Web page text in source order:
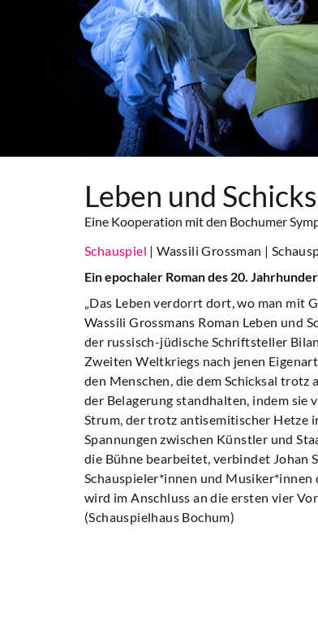
Leben und
Eine Kooperation mit den Bochumer
Schauspiel | Wassili Grossman |
Ein epochaler Roman des 20.
„Das Leben verdorrt dort, wo man mit
Wassili Grossmans Roman Leben und
der russisch-jüdische Schriftsteller
Zweiten Weltkriegs nach jenen
den Menschen, die dem Schicksal trotz
der Belagerung standhalten, indem
Strum, der trotz antisemitischer Hetze
Spannungen zwischen Künstler und
die Bühne bearbeitet, verbindet Johan
Schauspieler*innen und
wird im Anschluss an die ersten vier
(Schauspielhaus Bochum)